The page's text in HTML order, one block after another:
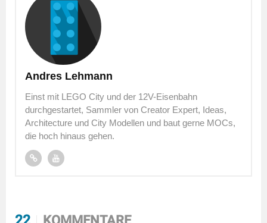
Andres Lehmann
Einst mit LEGO City und der 12V-Eisenbahn
durchgestartet, Sammler von Creator Expert, Ideas,
Architecture und City Modellen und baut gerne MOCs,
die hoch hinaus gehen.